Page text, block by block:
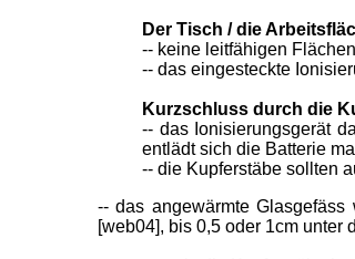
Der Tisch / die
-- keine leitfähigen
-- das eingesteckte
Kurzschluss durch die
-- das Ionisierungsgerät
entlädt sich die Batterie
-- die Kupferstäbe sollten
-- das angewärmte
[web04], bis 0,5 oder 1cm unter